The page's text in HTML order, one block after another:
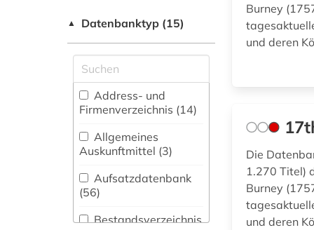
Vermessungswesen
(50)
Biologie,
Biotechnologie (28)
Buch- und
Bibliothekswesen,
Informationswissenschaft
(41)
Chemie und
1848 (1)
20. jahrhundert (1)
20.jahrhundert (1)
adressbuch (6)
adressverzeichnis
(1)
afrika (2)
afroamerikaner (2)
▲ Datenbanktyp (15)
Address- und
Firmenverzeichnis (14)
Allgemeines
Auskunftmittel (3)
Aufsatzdatenbank
(56)
Bestandsverzeichnis
Burney
und deren
Die
1.270 Titel)
Burney
und deren